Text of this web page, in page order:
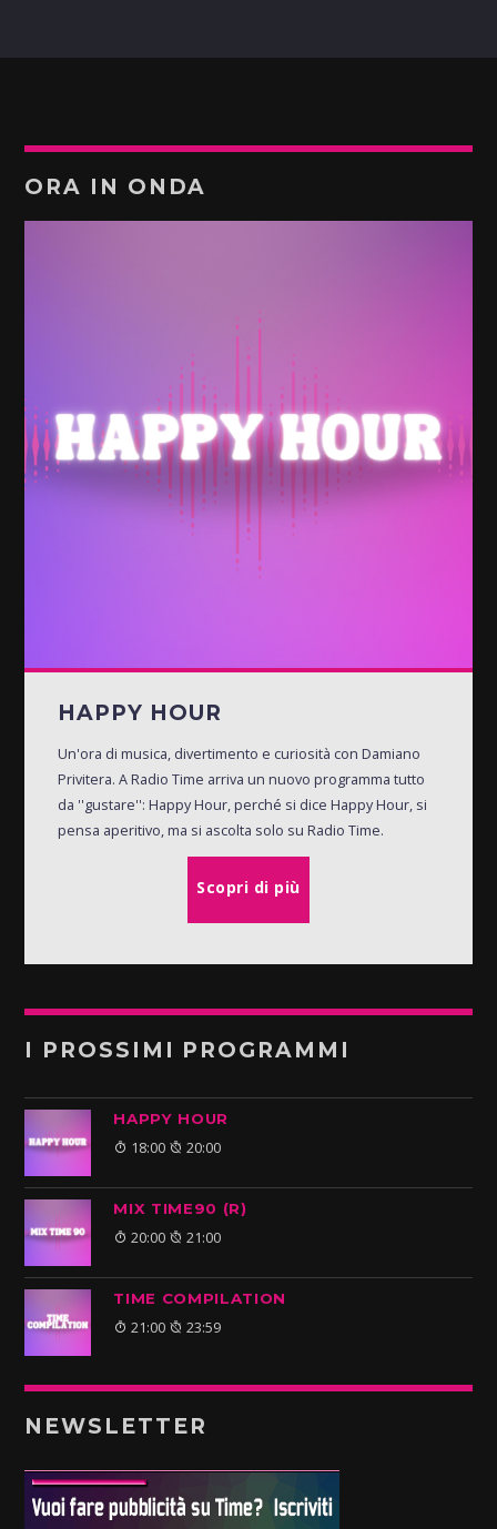
ORA IN ONDA
HAPPY HOUR
Un'ora di musica, divertimento e curiosità con Damiano
Privitera. A Radio Time arriva un nuovo programma tutto
da ''gustare'': Happy Hour, perché si dice Happy Hour, si
pensa aperitivo, ma si ascolta solo su Radio Time.
Scopri di più
I PROSSIMI PROGRAMMI
HAPPY HOUR
18:00 20:00
MIX TIME90 (R)
20:00 21:00
TIME COMPILATION
21:00 23:59
NEWSLETTER